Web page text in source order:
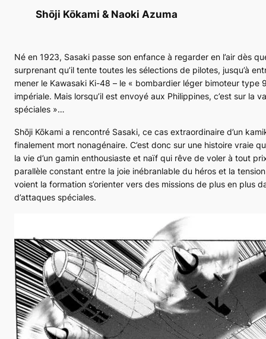
Shōji Kōkami & Naoki Azuma
Né en 1923, Sasaki passe son enfance à regarder en l’air dès
surprenant qu’il tente toutes les sélections de pilotes, jusqu’à
mener le Kawasaki Ki-48 – le « bombardier léger bimoteur type
impériale. Mais lorsqu’il est envoyé aux Philippines, c’est sur la
spéciales »…
Shōji Kōkami a rencontré Sasaki, ce cas extraordinaire d’un
finalement mort nonagénaire. C’est donc sur une histoire vraie
la vie d’un gamin enthousiaste et naïf qui rêve de voler à tout
parallèle constant entre la joie inébranlable du héros et la
voient la formation s’orienter vers des missions de plus en plus
d’attaques spéciales.